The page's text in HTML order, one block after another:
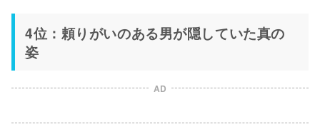
4位：頼りがいのある男が隠していた真の
姿
AD